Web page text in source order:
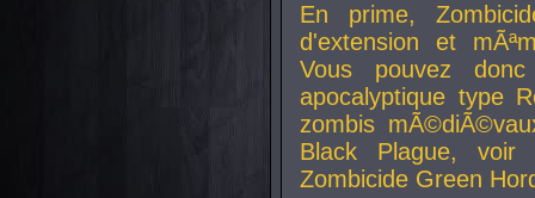
En prime,
d'extension et
Vous pouvez
apocalyptique type
zombis
Black Plague,
Zombicide Green